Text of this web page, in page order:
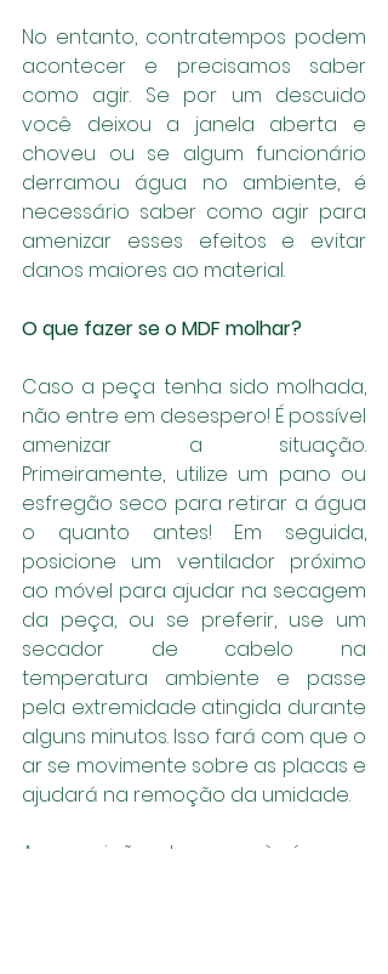
No entanto, contratempos podem
acontecer e precisamos saber
como agir. Se por um descuido
você deixou a janela aberta e
choveu ou se algum funcionário
derramou água no ambiente, é
necessário saber como agir para
amenizar esses efeitos e evitar
danos maiores ao material.
O que fazer se o MDF molhar?
Caso a peça tenha sido molhada,
não entre em desespero! É possível
amenizar a situação.
Primeiramente, utilize um pano ou
esfregão seco para retirar a água
o quanto antes! Em seguida,
posicione um ventilador próximo
ao móvel para ajudar na secagem
da peça, ou se preferir, use um
secador de cabelo na
temperatura ambiente e passe
pela extremidade atingida durante
alguns minutos. Isso fará com que o
ar se movimente sobre as placas e
ajudará na remoção da umidade.
A exposição da peça à água e